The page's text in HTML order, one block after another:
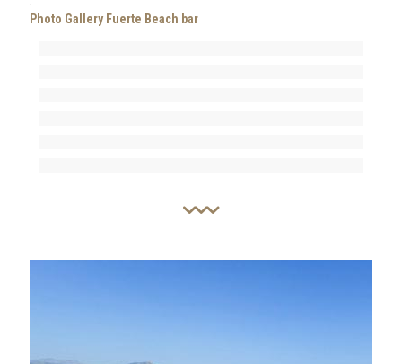
Photo Gallery Fuerte Beach bar